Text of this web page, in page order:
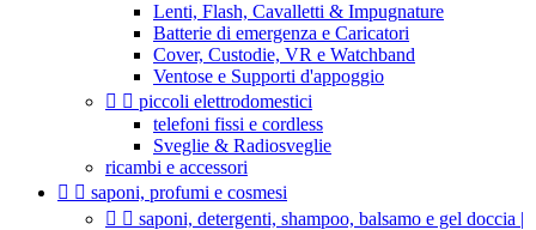
Lenti, Flash, Cavalletti & Impugnature
Batterie di emergenza e Caricatori
Cover, Custodie, VR e Watchband
Ventose e Supporti d'appoggio
  piccoli elettrodomestici
telefoni fissi e cordless
Sveglie & Radiosveglie
ricambi e accessori
  saponi, profumi e cosmesi
  saponi, detergenti, shampoo, balsamo e gel doccia |